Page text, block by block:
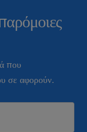
που
σε αφορούν.